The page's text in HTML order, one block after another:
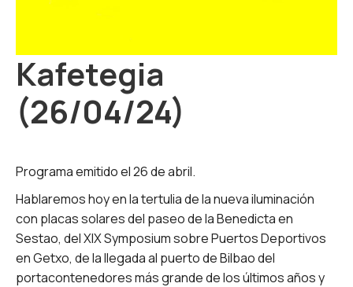
Kafetegia
(26/04/24)
Programa emitido el 26 de abril.
Hablaremos hoy en la tertulia de la nueva iluminación
con placas solares del paseo de la Benedicta en
Sestao, del XIX Symposium sobre Puertos Deportivos
en Getxo, de la llegada al puerto de Bilbao del
portacontenedores más grande de los últimos años y